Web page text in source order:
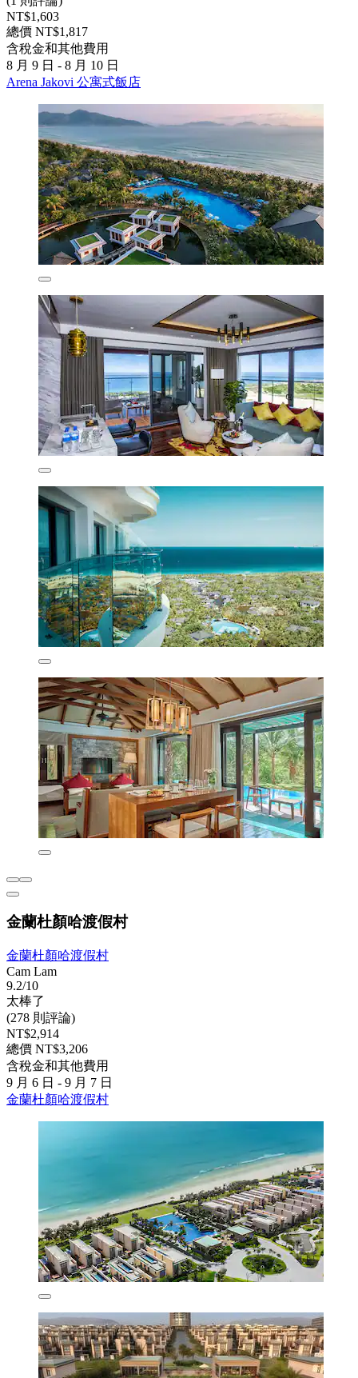
NT$1,603
總價 NT$1,817
含稅金和其他費用
8 月 9 日 - 8 月 10 日
Arena Jakovi 公寓式飯店
金蘭杜顏哈渡假村
金蘭杜顏哈渡假村
Cam Lam
9.2/10
太棒了
(278 則評論)
NT$2,914
總價 NT$3,206
含稅金和其他費用
9 月 6 日 - 9 月 7 日
金蘭杜顏哈渡假村